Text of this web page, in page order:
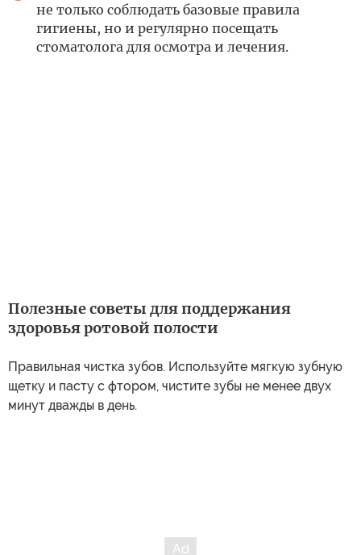
не только соблюдать базовые правила
гигиены, но и регулярно посещать
стоматолога для осмотра и лечения.
Полезные советы для поддержания
здоровья ротовой полости
Правильная чистка зубов. Используйте мягкую зубную
щетку и пасту с фтором, чистите зубы не менее двух
минут дважды в день.